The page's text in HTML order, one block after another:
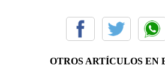
OTROS ARTÍCULOS EN